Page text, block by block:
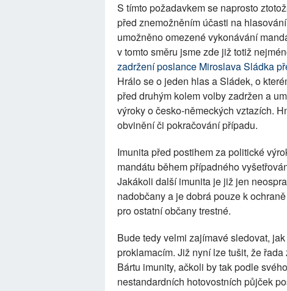
S tímto požadavkem se naprosto
před znemožněním účasti na
umožněno omezené vykonávání
v tomto směru jsme zde již totiž
zadržení poslance Miroslava Sládka
Hrálo se o jeden hlas a Sládek, o
před druhým kolem volby zadržen a
výroky o česko-německých vztazích.
obvinění či pokračování případu.
Imunita před postihem za politické
mandátu během případného
Jakákoli další imunita je již jen
nadobčany a je dobrá pouze k
pro ostatní občany trestné.
Bude tedy velmi zajímavé sledovat,
proklamacím. Již nyní lze tušit, že
Bártu imunity, ačkoli by tak podle
nestandardních hotovostních půjček